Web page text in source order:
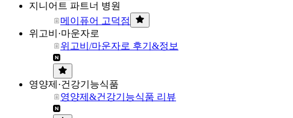
지니어트 파트너 병원
메이퓨어 고덕점
위고비·마운자로
위고비/마운자로 후기&정보
영양제·건강기능식품
영양제&건강기능식품 리뷰